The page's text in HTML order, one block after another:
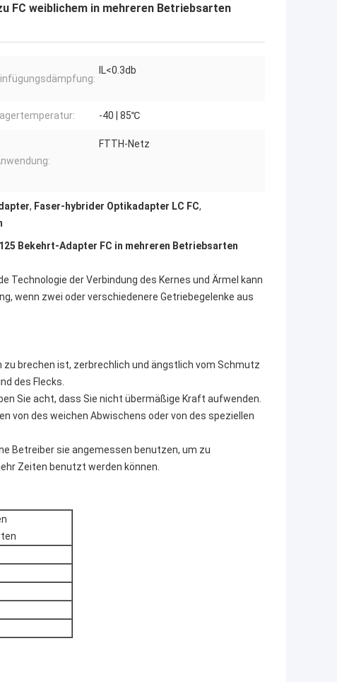
FC weiblichem in mehreren Betriebsarten
IL<0.3db
-40 | 85℃
FTTH-Netz
, Faser-hybrider Optikadapter LC FC,
Bekehrt-Adapter FC in mehreren Betriebsarten
der Verbindung des Kernes und Ärmel kann
wenn zwei oder verschiedenere Getriebegelenke aus
brechen ist, zerbrechlich und ängstlich vom Schmutz
des Flecks.
Sie acht, dass Sie nicht übermäßige Kraft aufwenden.
von des weichen Abwischens oder von des speziellen
Betreiber sie angemessen benutzen, um zu
Zeiten benutzt werden können.